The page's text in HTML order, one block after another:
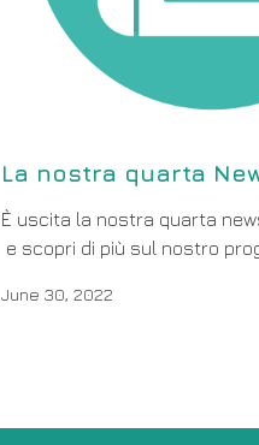
La nostra quarta
È uscita la nostra quarta
e scopri di più sul nostro
June 30, 2022